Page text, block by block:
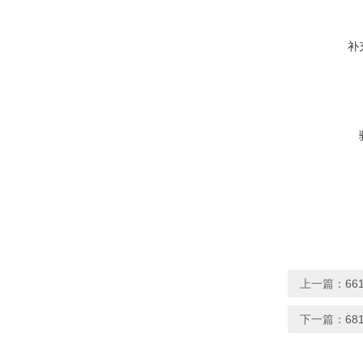
补
上一篇：
下一篇：